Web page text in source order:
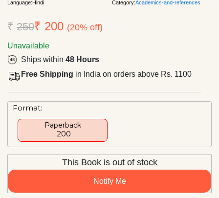
Language:Hindi Category:Academics-and-references
₹ 250₹ 200 (20% off)
Unavailable
Ships within 48 Hours
Free Shipping in India on orders above Rs. 1100
Format:
Paperback
₹ 200
This Book is out of stock
Notify Me